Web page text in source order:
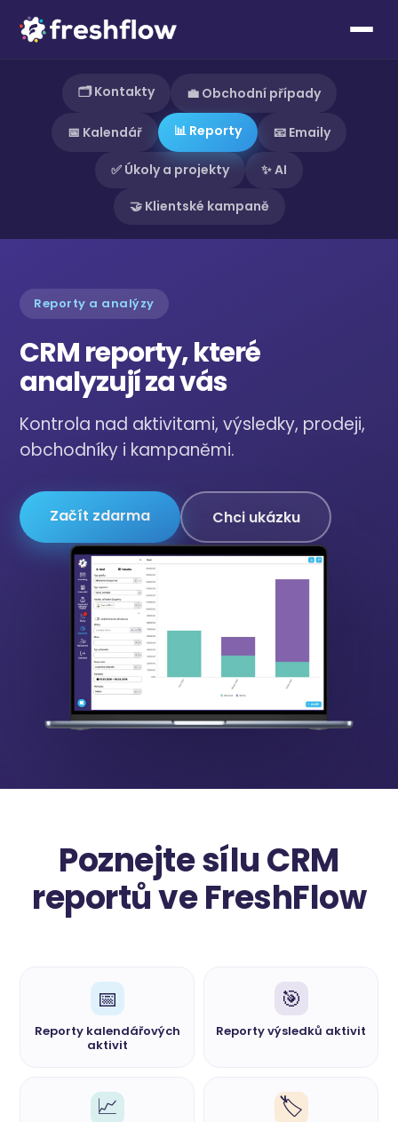
🗂️ Kontakty 💼 Obchodní případy
📅 Kalendář 📊 Reporty 📧 Emaily
✅ Úkoly a projekty ✨ AI
🤝 Klientské kampaně
Reporty a analýzy
CRM reporty, které
analyzují za vás
Kontrola nad aktivitami, výsledky, prodeji,
obchodníky i kampaněmi.
Začít zdarma Chci ukázku
Poznejte sílu CRM
reportů ve FreshFlow
📅
Reporty kalendářových
aktivit
🎯
Reporty výsledků aktivit
📈 🏷️